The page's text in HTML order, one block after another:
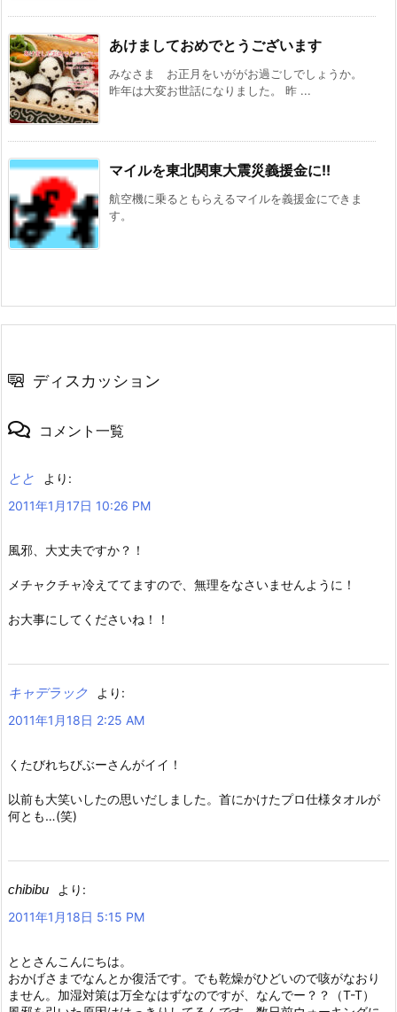
あけましておめでとうございます
みなさま お正月をいががお過ごしでしょうか。
昨年は大変お世話になりました。 昨 ...
マイルを東北関東大震災義援金に!!
航空機に乗るともらえるマイルを義援金にできま
す。
ディスカッション
コメント一覧
とと
より:
2011年1月17日 10:26 PM
風邪、大丈夫ですか？！
メチャクチャ冷えててますので、無理をなさいませんように！
お大事にしてくださいね！！
キャデラック
より:
2011年1月18日 2:25 AM
くたびれちびぶーさんがイイ！
以前も大笑いしたの思いだしました。首にかけたプロ仕様タオルが
何とも…(笑)
chibibu
より:
2011年1月18日 5:15 PM
ととさんこんにちは。
おかげさまでなんとか復活です。でも乾燥がひどいので咳がなおり
ません。加湿対策は万全なはずなのですが、なんでー？？（T-T）